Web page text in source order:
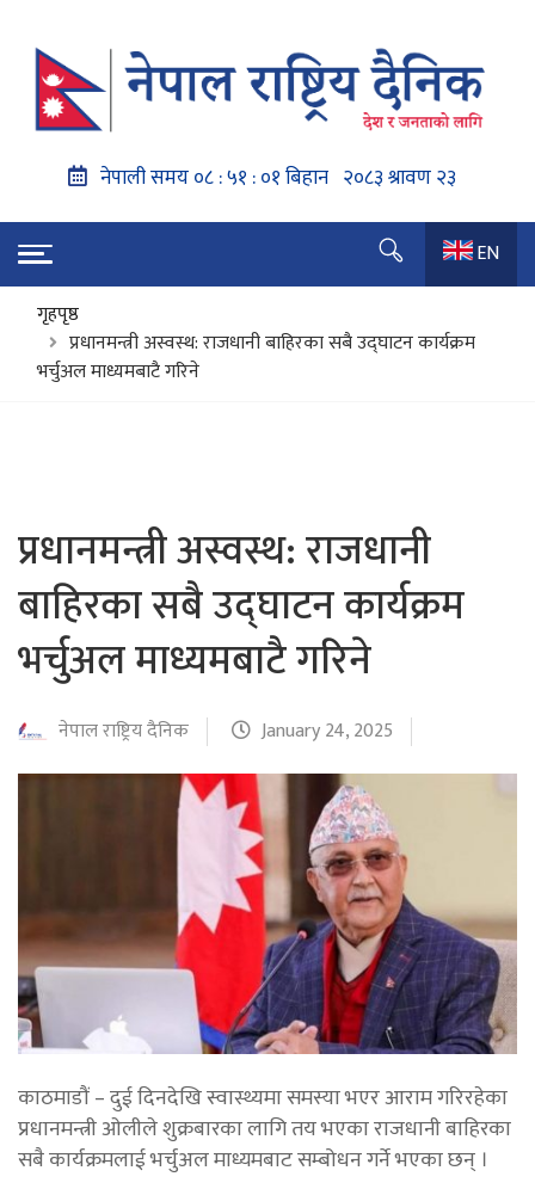
EN
गृहपृष्ठ
प्रधानमन्त्री अस्वस्थ: राजधानी बाहिरका सबै उद्घाटन कार्यक्रम
भर्चुअल माध्यमबाटै गरिने
प्रधानमन्त्री अस्वस्थ: राजधानी
बाहिरका सबै उद्घाटन कार्यक्रम
भर्चुअल माध्यमबाटै गरिने
नेपाल राष्ट्रिय दैनिक January 24, 2025
काठमाडौं – दुई दिनदेखि स्वास्थ्यमा समस्या भएर आराम गरिरहेका
प्रधानमन्त्री ओलीले शुक्रबारका लागि तय भएका राजधानी बाहिरका
सबै कार्यक्रमलाई भर्चुअल माध्यमबाट सम्बोधन गर्ने भएका छन् ।